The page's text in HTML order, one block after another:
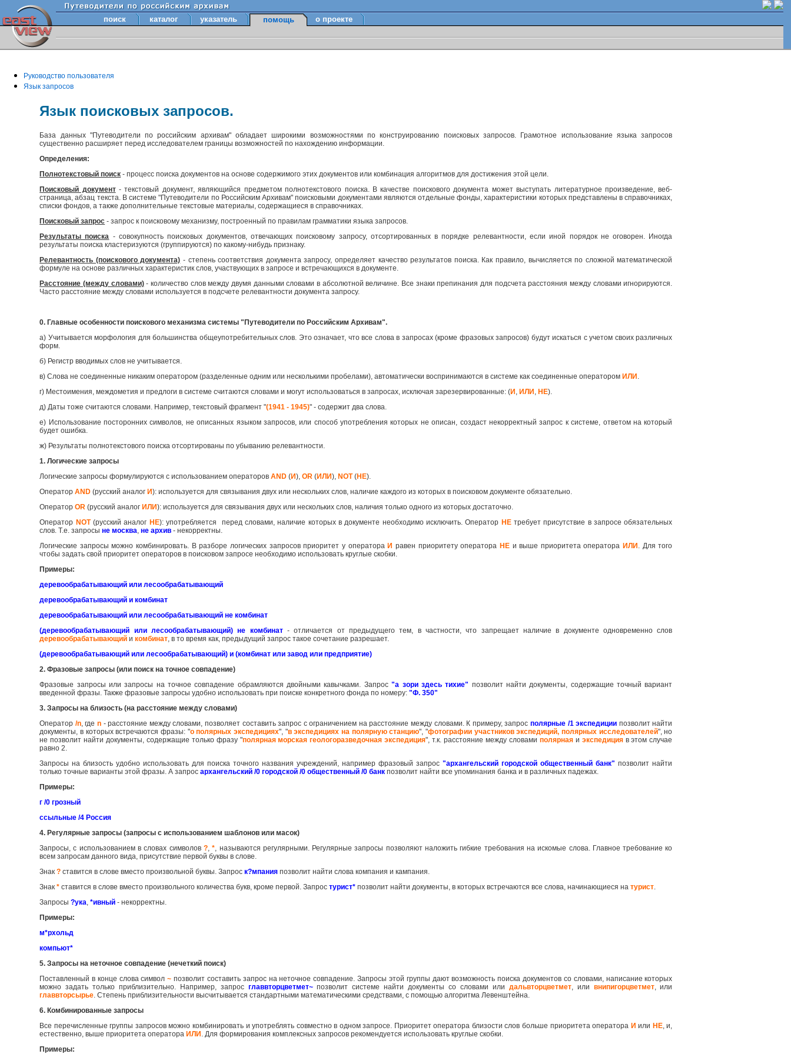
поиск каталог указатель помощь о проекте
Руководство пользователя
Язык запросов
Язык поисковых запросов.
База данных "Путеводители по российским архивам" обладает широкими возможностями по конструированию поисковых запросов. Грамотное использование языка запросов
существенно расширяет перед исследователем границы возможностей по нахождению информации.
Определения:
Полнотекстовый поиск - процесс поиска документов на основе содержимого этих документов или комбинация алгоритмов для достижения этой цели.
Поисковый документ- текстовый документ, являющийся предметом полнотекстового поиска. В качестве поискового документа может выступать литературное произведение, веб-
страница, абзац текста. В системе "Путеводители по Российским Архивам" поисковыми документами являются отдельные фонды, характеристики которых представлены в справочниках,
списки фондов, а также дополнительные текстовые материалы, содержащиеся в справочниках.
Поисковый запрос - запрос к поисковому механизму, построенный по правилам грамматики языка запросов.
Результаты поиска - совокупность поисковых документов, отвечающих поисковому запросу, отсортированных в порядке релевантности, если иной порядок не оговорен. Иногда
результаты поиска кластеризуются (группируются) по какому-нибудь признаку.
Релевантность (поискового документа) - степень соответствия документа запросу, определяет качество результатов поиска. Как правило, вычисляется по сложной математической
формуле на основе различных характеристик слов, участвующих в запросе и встречающихся в документе.
Расстояние (между словами)- количество слов между двумя данными словами в абсолютной величине. Все знаки препинания для подсчета расстояния между словами игнорируются.
Часто расстояние между словами используется в подсчете релевантности документа запросу.
0. Главные особенности поискового механизма системы "Путеводители по Российским Архивам".
а) Учитывается морфология для большинства общеупотребительных слов. Это означает, что все слова в запросах (кроме фразовых запросов) будут искаться с учетом своих различных
форм.
б) Регистр вводимых слов не учитывается.
в) Слова не соединенные никаким оператором (разделенные одним или несколькими пробелами), автоматически воспринимаются в системе как соединенные операторомИЛИ.
г) Местоимения, междометия и предлоги в системе считаются словами и могут использоваться в запросах, исключая зарезервированные: (И,ИЛИ,НЕ).
д) Даты тоже считаются словами. Например, текстовый фрагмент "(1941 - 1945)" - содержит два слова.
е) Использование посторонних символов, не описанных языком запросов, или способ употребления которых не описан, создаст некорректный запрос к системе, ответом на который
будет ошибка.
ж) Результаты полнотекстового поиска отсортированы по убыванию релевантности.
1. Логические запросы
Логические запросы формулируются с использованием операторовAND (И),OR (ИЛИ),NOT(НЕ).
ОператорAND (русский аналогИ): используется для связывания двух или нескольких слов, наличие каждого из которых в поисковом документе обязательно.
ОператорOR (русский аналогИЛИ): используется для связывания двух или нескольких слов, наличия только одного из которых достаточно.
Оператор NOT(русский аналог НЕ): употребляется перед словами, наличие которых в документе необходимо исключить. Оператор НЕтребует присутствие в запросе обязательных
слов. Т.е. запросыне москва,не архив - некорректны.
Логические запросы можно комбинировать. В разборе логических запросов приоритет у оператораИ равен приоритету оператора НЕи выше приоритета оператораИЛИ. Для того
чтобы задать свой приоритет операторов в поисковом запросе необходимо использовать круглые скобки.
Примеры:
деревообрабатывающий или лесообрабатывающий
деревообрабатывающий и комбинат
деревообрабатывающий или лесообрабатывающий не комбинат
(деревообрабатывающий или лесообрабатывающий) не комбинат- отличается от предыдущего тем, в частности, что запрещает наличие в документе одновременно слов
деревообрабатывающий икомбинат, в то время как, предыдущий запрос такое сочетание разрешает.
(деревообрабатывающий или лесообрабатывающий) и (комбинат или завод или предприятие)
2. Фразовые запросы (или поиск на точное совпадение)
Фразовые запросы или запросы на точное совпадение обрамляются двойными кавычками. Запрос"а зори здесь тихие" позволит найти документы, содержащие точный вариант
введенной фразы. Также фразовые запросы удобно использовать при поиске конкретного фонда по номеру:"Ф. 350"
3. Запросы на близость (на расстояние между словами)
Оператор /n, где n- расстояние между словами, позволяет составить запрос с ограничением на расстояние между словами. К примеру, запросполярные /1 экспедиции позволит найти
документы, в которых встречаются фразы: "о полярных экспедициях", "в экспедициях на полярную станцию", "фотографии участников экспедиций, полярных исследователей", но
не позволит найти документы, содержащие только фразу "полярная морская геологоразведочная экспедиция", т.к. расстояние между словами полярнаяи экспедицияв этом случае
равно 2.
Запросы на близость удобно использовать для поиска точного названия учреждений, например фразовый запрос"архангельский городской общественный банк" позволит найти
только точные варианты этой фразы. А запросархангельский /0 городской /0 общественный /0 банк позволит найти все упоминания банка и в различных падежах.
Примеры:
г /0 грозный
ссыльные /4 Россия
4. Регулярные запросы (запросы с использованием шаблонов или масок)
Запросы, с использованием в словах символов ?,*, называются регулярными. Регулярные запросы позволяют наложить гибкие требования на искомые слова. Главное требование ко
всем запросам данного вида, присутствие первой буквы в слове.
Знак? ставится в слове вместо произвольной буквы. Запроск?мпания позволит найти слова компания и кампания.
Знак* ставится в слове вместо произвольного количества букв, кроме первой. Запростурист* позволит найти документы, в которых встречаются все слова, начинающиеся натурист.
Запросы?ука,*ивный - некорректны.
Примеры:
м*рхольд
компьют*
5. Запросы на неточное совпадение (нечеткий поиск)
Поставленный в конце слова символ ~ позволит составить запрос на неточное совпадение. Запросы этой группы дают возможность поиска документов со словами, написание которых
можно задать только приблизительно. Например, запрос главвторцветмет~позволит системе найти документы со словами или дальвторцветмет, или внипигорцветмет, или
главвторсырье. Степень приблизительности высчитывается стандартными математическими средствами, с помощью алгоритма Левенштейна.
6. Комбинированные запросы
Все перечисленные группы запросов можно комбинировать и употреблять совместно в одном запросе. Приоритет оператора близости слов больше приоритета оператора И или НЕ, и,
естественно, выше приоритета оператораИЛИ. Для формирования комплексных запросов рекомендуется использовать круглые скобки.
Примеры: